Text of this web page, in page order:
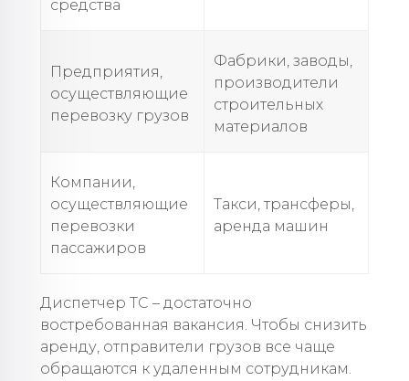
средства
Предприятия,
осуществляющие
перевозку грузов
Фабрики, заводы,
производители
строительных
материалов
Компании,
осуществляющие
перевозки
пассажиров
Такси, трансферы,
аренда машин
Диспетчер ТС – достаточно
востребованная вакансия. Чтобы снизить
аренду, отправители грузов все чаще
обращаются к удаленным сотрудникам.